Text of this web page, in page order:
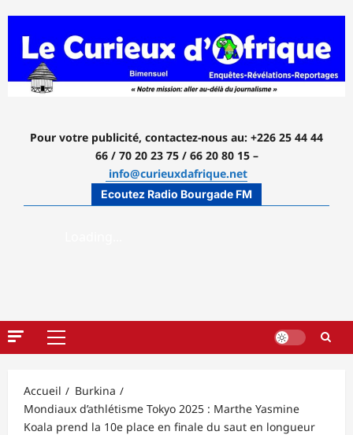
contenu
Pour votre publicité, contactez-nous au: +226 25 44 44
66 / 70 20 23 75 / 66 20 80 15 –
info@curieuxdafrique.net
Ecoutez Radio Bourgade FM
Menu
Accueil
Burkina
Mondiaux d’athlétisme Tokyo 2025 : Marthe Yasmine
Koala prend la 10e place en finale du saut en longueur